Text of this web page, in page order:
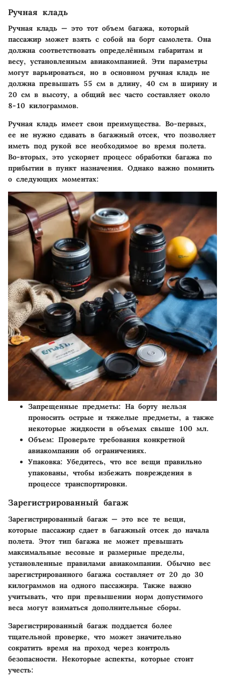
Ручная кладь
Ручная кладь — это тот объем багажа, который
пассажир может взять с собой на борт самолета. Она
должна соответствовать определённым габаритам и
весу, установленным авиакомпанией. Эти параметры
могут варьироваться, но в основном ручная кладь не
должна превышать 55 см в длину, 40 см в ширину и
20 см в высоту, а общий вес часто составляет около
8-10 килограммов.
Ручная кладь имеет свои преимущества. Во-первых,
ее не нужно сдавать в багажный отсек, что позволяет
иметь под рукой все необходимое во время полета.
Во-вторых, это ускоряет процесс обработки багажа по
прибытии в пункт назначения. Однако важно помнить
о следующих моментах:
Запрещенные предметы: На борту нельзя
проносить острые и тяжелые предметы, а также
некоторые жидкости в объемах свыше 100 мл.
Объем: Проверьте требования конкретной
авиакомпании об ограничениях.
Упаковка: Убедитесь, что все вещи правильно
упакованы, чтобы избежать повреждения в
процессе транспортировки.
Зарегистрированный багаж
Зарегистрированный багаж — это все те вещи,
которые пассажир сдает в багажный отсек до начала
полета. Этот тип багажа не может превышать
максимальные весовые и размерные пределы,
установленные правилами авиакомпании. Обычно вес
зарегистрированного багажа составляет от 20 до 30
килограммов на одного пассажира. Также важно
учитывать, что при превышении норм допустимого
веса могут взиматься дополнительные сборы.
Зарегистрированный багаж поддается более
тщательной проверке, что может значительно
сократить время на проход через контроль
безопасности. Некоторые аспекты, которые стоит
учесть: